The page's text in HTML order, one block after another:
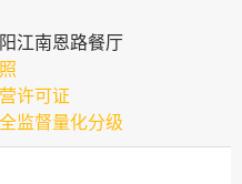
江南恩路餐厅
许可证
监督量化分级